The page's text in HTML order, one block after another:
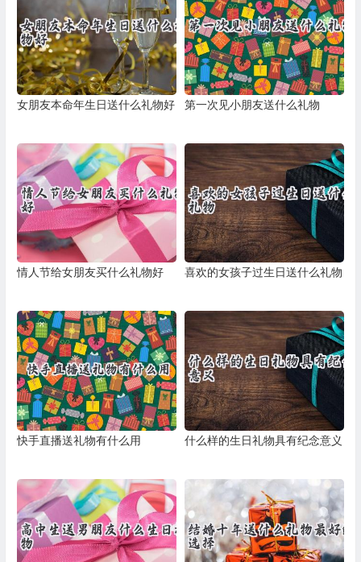
女朋友本命年生日送什么礼物好 第一次见小朋友送什么礼物
情人节给女朋友买什么礼物好 喜欢的女孩子过生日送什么礼物
快手直播送礼物有什么用 什么样的生日礼物具有纪念意义